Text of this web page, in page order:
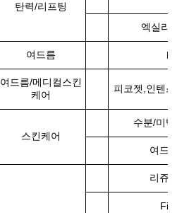
탄력/리프팅
엑실리스
여드름 PTT
여드름/메디컬스킨
케어
피코젯,인텐스울
스킨케어
수분/미백/
여드름
리쥬란